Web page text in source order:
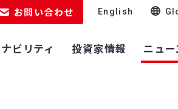
お問い合わせ English
ビリティ 投資家情報 ニュー